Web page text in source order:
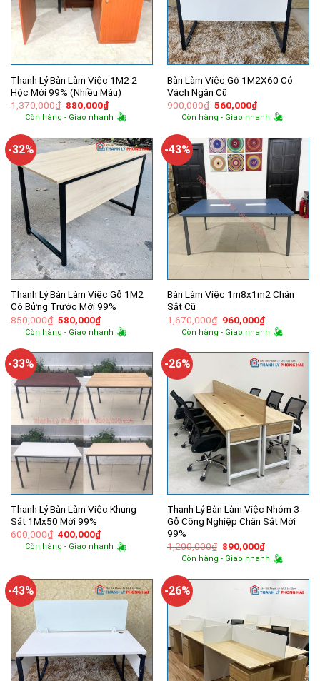
Thanh Lý Bàn Làm Việc 1M2 2
Hộc Mới 99% (Nhiều Màu)
1,370,000₫ Giá
gốc
là:
880,000₫Giá
hiện
tại
880,000₫.
Còn hàng - Giao nhanh
Bàn Làm Việc Gỗ 1M2X60 Có
Vách Ngăn Cũ
900,000₫ Giá
gốc
là:
560,000₫Giá
hiện
tại
560,000₫.
Còn hàng - Giao nhanh
-32%
Thanh Lý Bàn Làm Việc Gỗ 1M2
Có Bửng Trước Mới 99%
850,000₫ Giá
gốc
là:
580,000₫Giá
hiện
tại
580,000₫.
Còn hàng - Giao nhanh
-43%
Bàn Làm Việc 1m8x1m2 Chân
Sắt Cũ
1,670,000₫ Giá
gốc
là:
960,000₫Giá
hiện
tại
960,000₫.
Còn hàng - Giao nhanh
-33%
Thanh Lý Bàn Làm Việc Khung
Sắt 1Mx50 Mới 99%
600,000₫ Giá
gốc
là:
400,000₫Giá
hiện
tại
Còn hàng - Giao nhanh
-26%
Thanh Lý Bàn Làm Việc Nhóm 3
Gỗ Công Nghiệp Chân Sắt Mới
99%
1,200,000₫ Giá
gốc
là:
890,000₫Giá
hiện
tại
890,000₫.
Còn hàng - Giao nhanh
-43% -26%